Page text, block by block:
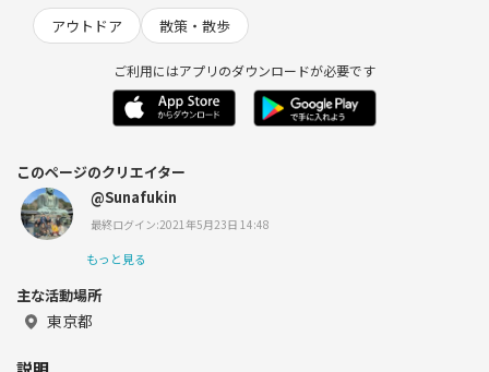
アウトドア 散策・散歩
ご利用にはアプリのダウンロードが必要です
このページのクリエイター
@Sunafukin
最終ログイン:2021年5月23日 14:48
もっと見る
主な活動場所
東京都